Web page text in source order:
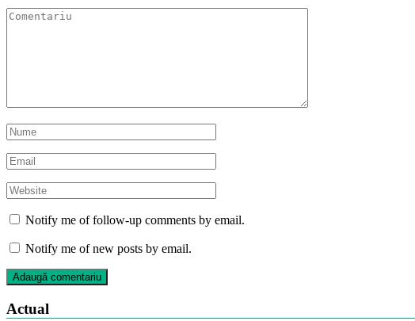
Notify me of follow-up comments by email.
Notify me of new posts by email.
Actual